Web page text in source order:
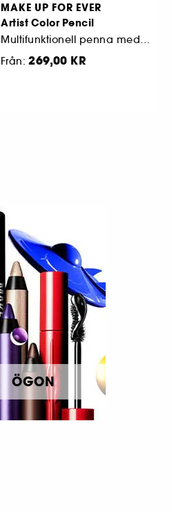
MAKE UP FOR EVER
Artist Color Pencil
Multifunktionell penna med matt och skimrande finish
Från:269,00 KR
ÖGON